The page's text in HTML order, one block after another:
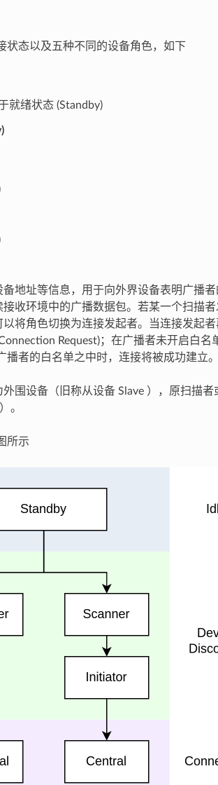
状态以及五种不同的设备角色，如下
就绪状态 (Standby)
地址等信息，用于向外界设备表明广播
收环境中的广播数据包。若某一个扫描
将角色切换为连接发起者。当连接发起
Request)；在广播者未开启白名
者的白名单之中时，连接将被成功建立。
围设备（旧称从设备 Slave ），原扫描
。
所示